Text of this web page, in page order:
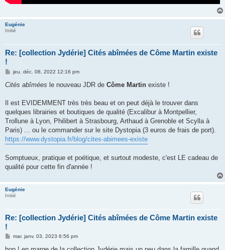
Eugénie
Initié
Re: [collection Jydérie] Cités abîmées de Côme Martin existe
!
M
s
g
jeu. déc. 08, 2022 12:16 pm
Cités abîmées le nouveau JDR de Côme Martin existe !
Il est EVIDEMMENT très très beau et on peut déjà le trouver dans
quelques librairies et boutiques de qualité (Excalibur à Montpellier,
Trollune à Lyon, Philibert à Strasbourg, Arthaud à Grenoble et Scylla à
Paris) ... ou le commander sur le site Dystopia (3 euros de frais de port).
https://www.dystopia.fr/blog/cites-abimees-existe
Somptueux, pratique et poétique, et surtout modeste, c'est LE cadeau de
qualité pour cette fin d'année !
Eugénie
Initié
Re: [collection Jydérie] Cités abîmées de Côme Martin existe
!
M
s
mar. janv. 03, 2023 6:56 pm